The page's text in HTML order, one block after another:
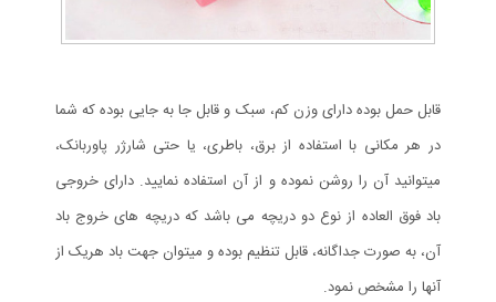
قابل حمل بوده دارای وزن کم، سبک و قابل جا به جایی بوده که شما
در هر مکانی با استفاده از برق، باطری، یا حتی شارژر پاوربانک،
میتوانید آن را روشن نموده و از آن استفاده نمایید. دارای خروجی
باد فوق العاده از نوع دو دریچه می باشد که دریچه های خروج باد
آن، به صورت جداگانه، قابل تنظیم بوده و میتوان جهت باد هریک از
آنها را مشخص نمود.